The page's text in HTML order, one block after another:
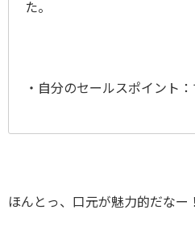
た。
・自分のセールスポイント
ほんとっ、口元が魅力的だなー